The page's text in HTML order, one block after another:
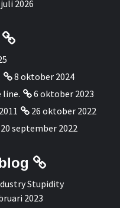
2026
8 oktober 2024
line.
6 oktober 2023
26 oktober 2022
20 september 2022
Stupidity
2023